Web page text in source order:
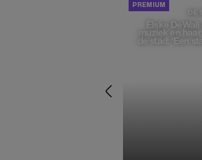
DE
Elske DeWall
muziek en
de stad: 'Een